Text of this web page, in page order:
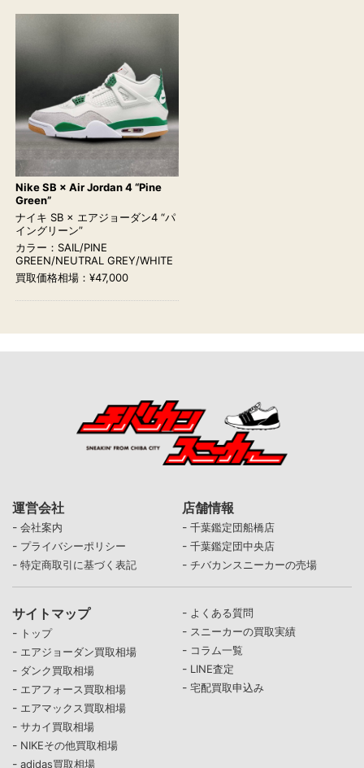
Nike SB × Air Jordan 4 “Pine
Green”
ナイキ SB × エアジョーダン4 “パ
イングリーン”
カラー：SAIL/PINE
GREEN/NEUTRAL GREY/WHITE
買取価格相場：¥47,000
運営会社
- 会社案内
- プライバシーポリシー
- 特定商取引に基づく表記
店舗情報
- 千葉鑑定団船橋店
- 千葉鑑定団中央店
- チバカンスニーカーの売場
サイトマップ
- トップ
- エアジョーダン買取相場
- ダンク買取相場
- エアフォース買取相場
- エアマックス買取相場
- サカイ買取相場
- NIKEその他買取相場
- adidas買取相場
- よくある質問
- スニーカーの買取実績
- コラム一覧
- LINE査定
- 宅配買取申込み